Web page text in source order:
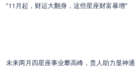
"11月起，财运大翻身，这些星座财富暴增"
未来两月四星座事业攀高峰，贵人助力显神通